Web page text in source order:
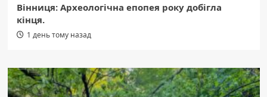
Вінниця: Археологічна епопея року добігла
кінця.
1 день тому назад